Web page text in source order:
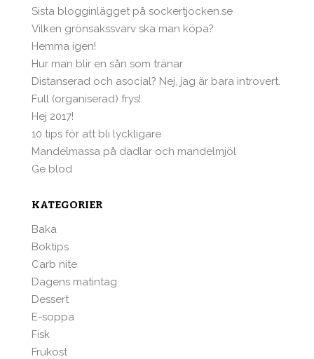
Sista blogginlägget på sockertjocken.se
Vilken grönsakssvarv ska man köpa?
Hemma igen!
Hur man blir en sån som tränar
Distanserad och asocial? Nej, jag är bara introvert.
Full (organiserad) frys!
Hej 2017!
10 tips för att bli lyckligare
Mandelmassa på dadlar och mandelmjöl
Ge blod
KATEGORIER
Baka
Boktips
Carb nite
Dagens matintag
Dessert
E-soppa
Fisk
Frukost